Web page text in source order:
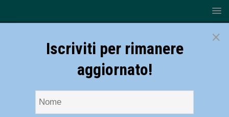
×
Iscriviti per rimanere
aggiornato!